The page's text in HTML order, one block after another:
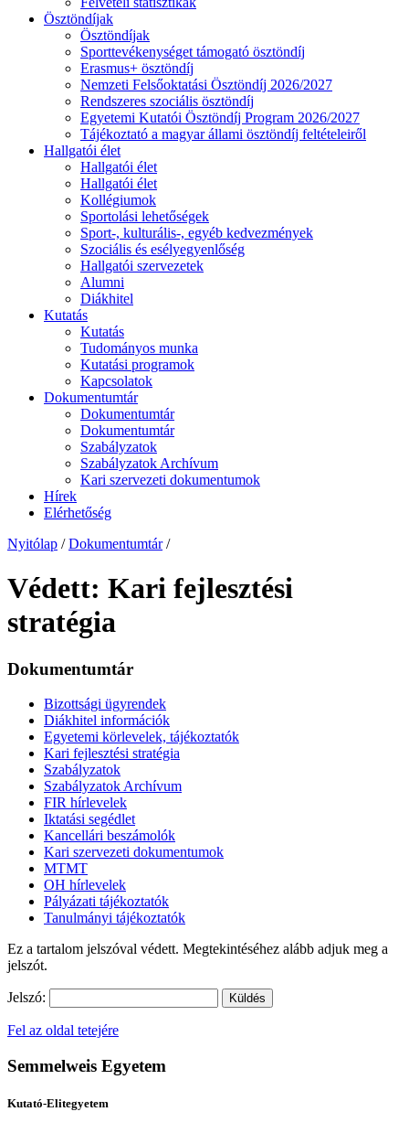
Ösztöndíjak
Ösztöndíjak
Sporttevékenységet támogató ösztöndíj
Erasmus+ ösztöndíj
Nemzeti Felsőoktatási Ösztöndíj 2026/2027
Rendszeres szociális ösztöndíj
Egyetemi Kutatói Ösztöndíj Program 2026/2027
Tájékoztató a magyar állami ösztöndíj feltételeiről
Hallgatói élet
Hallgatói élet
Hallgatói élet
Kollégiumok
Sportolási lehetőségek
Sport-, kulturális-, egyéb kedvezmények
Szociális és esélyegyenlőség
Hallgatói szervezetek
Alumni
Diákhitel
Kutatás
Kutatás
Tudományos munka
Kutatási programok
Kapcsolatok
Dokumentumtár
Dokumentumtár
Dokumentumtár
Szabályzatok
Szabályzatok Archívum
Kari szervezeti dokumentumok
Hírek
Elérhetőség
Nyitólap / Dokumentumtár /
Védett: Kari fejlesztési
stratégia
Dokumentumtár
Bizottsági ügyrendek
Diákhitel információk
Egyetemi körlevelek, tájékoztatók
Kari fejlesztési stratégia
Szabályzatok
Szabályzatok Archívum
FIR hírlevelek
Iktatási segédlet
Kancellári beszámolók
Kari szervezeti dokumentumok
MTMT
OH hírlevelek
Pályázati tájékoztatók
Tanulmányi tájékoztatók
Ez a tartalom jelszóval védett. Megtekintéséhez alább adjuk meg a
jelszót.
Jelszó:
Fel az oldal tetejére
Semmelweis Egyetem
Kutató-Elitegyetem